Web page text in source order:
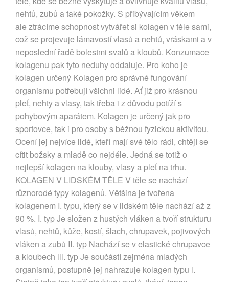
nehtů, zubů a také pokožky. S přibývajícím věkem
ale ztrácíme schopnost vytvářet si kolagen v těle sami,
což se projevuje lámavostí vlasů a nehtů, vráskami a v
neposlední řadě bolestmi svalů a kloubů. Konzumace
kolagenu pak tyto neduhy oddaluje. Pro koho je
kolagen určený Kolagen pro správné fungování
organismu potřebují všichni lidé. Ať již pro krásnou
pleť, nehty a vlasy, tak třeba i z důvodu potíží s
pohybovým aparátem. Kolagen je určený jak pro
sportovce, tak i pro osoby s běžnou fyzickou aktivitou.
Ocení jej nejvíce lidé, kteří mají své tělo rádi, chtějí se
cítit božsky a mladě co nejdéle. Jedná se totiž o
nejlepší kolagen na klouby, vlasy a pleť na trhu.
KOLAGEN V LIDSKÉM TĚLE V těle se nachází
různorodé typy kolagenů. Většina je tvořena
kolagenem I. typu, který se v lidském těle nachází až z
90 %. I. typ Je složen z hustých vláken a tvoří strukturu
vlasů, nehtů, kůže, kostí, šlach, chrupavek, pojivových
vláken a zubů II. typ Nachází se v elastické chrupavce
a kloubech lll. typ Je součástí zejména mladých
organismů, postupně jej nahrazuje kolagen typu l.